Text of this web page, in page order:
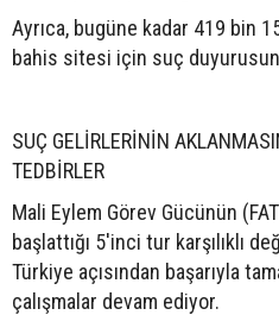
Ayrıca, bugüne kadar 419 bin
bahis sitesi için suç
SUÇ GELİRLERİNİN
TEDBİRLER
Mali Eylem Görev Gücünün
başlattığı 5'inci tur karşılıklı
Türkiye açısından başarıyla
çalışmalar devam ediyor.